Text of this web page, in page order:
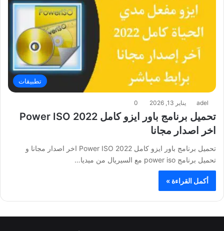
تطبيقات
adel يناير 13, 2026 0
تحميل برنامج باور ايزو كامل 2022 Power ISO
اخر اصدار مجانا
تحميل برنامج باور ايزو كامل 2022 Power ISO اخر اصدار مجانا و
تحميل برنامج power iso مع السيريال من ميديا…
أكمل القراءة »